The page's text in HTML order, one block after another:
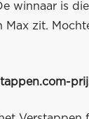
winnaar is
zit.